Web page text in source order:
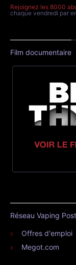
Rejoignez les 8000
chaque vendredi par
Film documentaire
Réseau Vaping Post
Offres d'emploi
Megot.com